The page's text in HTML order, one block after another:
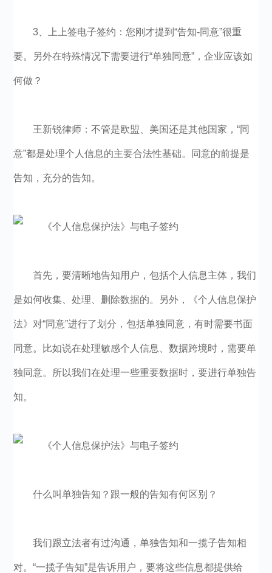
3、上上签电子签约：您刚才提到“告知-同意”很重
要。另外在特殊情况下需要进行“单独同意”，企业应该如
何做？
王新锐律师：不管是欧盟、美国还是其他国家，“同
意”都是处理个人信息的主要合法性基础。同意的前提是
告知，充分的告知。
首先，要清晰地告知用户，包括个人信息主体，我们
是如何收集、处理、删除数据的。另外，《个人信息保护
法》对“同意”进行了划分，包括单独同意，有时需要书面
同意。比如说在处理敏感个人信息、数据跨境时，需要单
独同意。所以我们在处理一些重要数据时，要进行单独告
知。
什么叫单独告知？跟一般的告知有何区别？
我们跟立法者有过沟通，单独告知和一揽子告知相
对。“一揽子告知”是告诉用户，要将这些信息都提供给